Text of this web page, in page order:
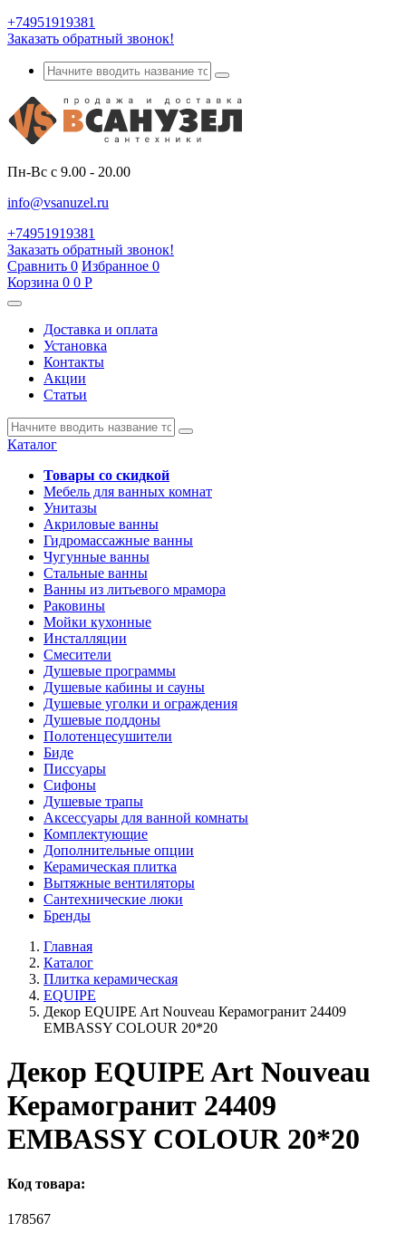
+74951919381
Заказать обратный звонок!
Пн-Вс с 9.00 - 20.00
info@vsanuzel.ru
+74951919381
Заказать обратный звонок!
Сравнить 0 Избранное 0
Корзина 0 0 Р
Доставка и оплата
Установка
Контакты
Акции
Статьи
Каталог
Товары со скидкой
Мебель для ванных комнат
Унитазы
Акриловые ванны
Гидромассажные ванны
Чугунные ванны
Стальные ванны
Ванны из литьевого мрамора
Раковины
Мойки кухонные
Инсталляции
Смесители
Душевые программы
Душевые кабины и сауны
Душевые уголки и ограждения
Душевые поддоны
Полотенцесушители
Биде
Писсуары
Сифоны
Душевые трапы
Аксессуары для ванной комнаты
Комплектующие
Дополнительные опции
Керамическая плитка
Вытяжные вентиляторы
Сантехнические люки
Бренды
Главная
Каталог
Плитка керамическая
EQUIPE
Декор EQUIPE Art Nouveau Керамогранит 24409
EMBASSY COLOUR 20*20
Декор EQUIPE Art Nouveau
Керамогранит 24409
EMBASSY COLOUR 20*20
Код товара:
178567